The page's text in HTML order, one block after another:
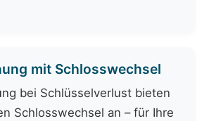
mit Schlosswechsel
bei Schlüsselverlust bieten
Schlosswechsel an – für Ihre